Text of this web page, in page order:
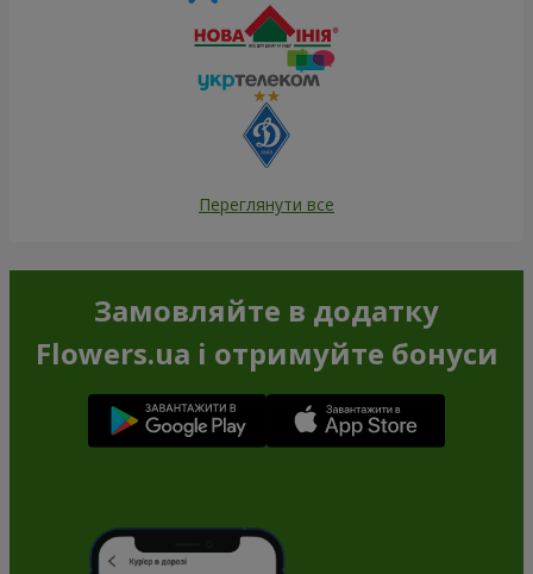
Переглянути все
Замовляйте в додатку
Flowers.ua і отримуйте бонуси